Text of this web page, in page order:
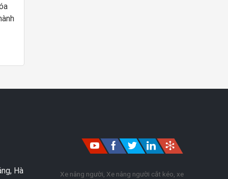
Hà
Xe nâng người, Xe nâng người cắt kéo, xe